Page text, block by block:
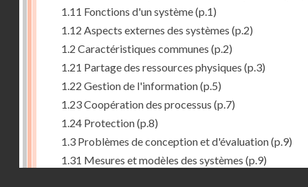
1.11 Fonctions d'un système(p.1)
1.12 Aspects externes des systèmes (p.2)
1.2 Caractéristiques communes (p.2)
1.21 Partage des ressources physiques (p.3)
1.22 Gestion de l'information(p.5)
1.23 Coopération des processus (p.7)
1.24 Protection(p.8)
1.3 Problèmes de conception et d'évaluation(p.9)
1.31 Mesures et modèles des systèmes (p.9)